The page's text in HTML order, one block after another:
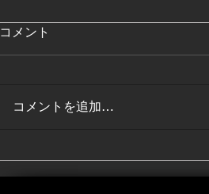
コメント
コメントを追加…